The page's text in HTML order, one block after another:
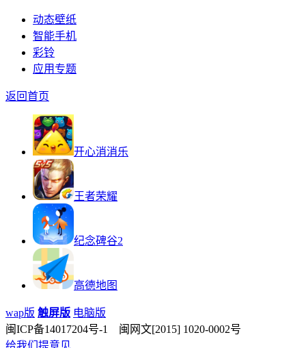
动态壁纸
智能手机
彩铃
应用专题
返回首页
开心消消乐
王者荣耀
纪念碑谷2
高德地图
wap版 触屏版 电脑版
闽ICP备14017204号-1 闽网文[2015] 1020-0002号
给我们提意见